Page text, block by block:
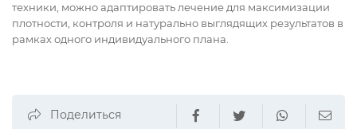
техники, можно адаптировать лечение для максимизации
плотности, контроля и натурально выглядящих результатов в
рамках одного индивидуального плана.
Поделиться